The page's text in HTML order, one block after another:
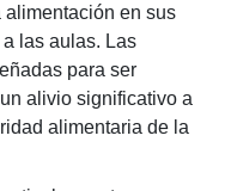
en sus
las aulas. Las
para ser
alivio significativo a
alimentaria de la